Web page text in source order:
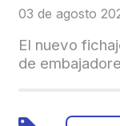
03 de agosto
El nuevo
de